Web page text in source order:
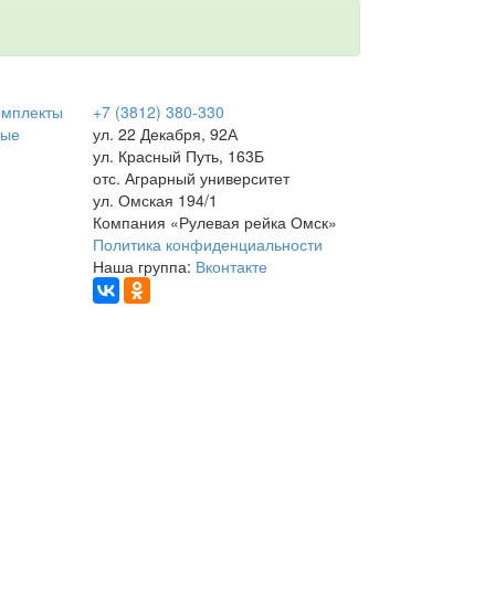
+7 (3812) 380-330
ул. 22 Декабря, 92А
ул. Красный Путь, 163Б
отс. Аграрный университет
ул. Омская 194/1
Компания «Рулевая рейка Омск»
Политика конфиденциальности
Наша группа: Вконтакте